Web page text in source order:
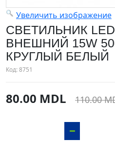
Увеличить изображение
СВЕТИЛЬНИК LED
ВНЕШНИЙ 15W
КРУГЛЫЙ БЕЛЫЙ
Код:8751
80.00 MDL 110.00